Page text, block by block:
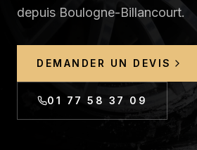
depuis Boulogne-Billancourt.
DEMANDER UN DEVIS
01 77 58 37 09